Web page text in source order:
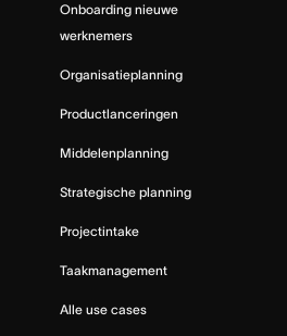
Onboarding nieuwe
werknemers
Organisatieplanning
Productlanceringen
Middelenplanning
Strategische planning
Projectintake
Taakmanagement
Alle use cases